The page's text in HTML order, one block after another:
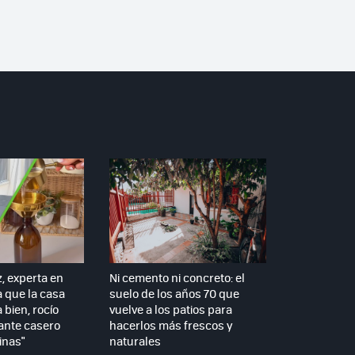
experta en
que la casa
bien, rocío
casero
Ni cemento ni concreto: el
suelo de los años 70 que
vuelve a los patios para
hacerlos más frescos y
naturales